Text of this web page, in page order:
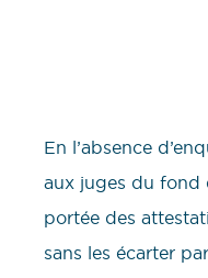
En l’absence
aux juges du fond
portée des
sans les écarter